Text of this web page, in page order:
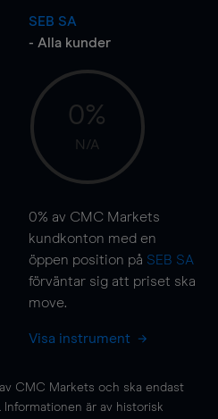
SEB SA
- Alla kunder
0%
N/A
0% av CMC Markets
kundkonton med en
öppen position på SEB SA
förväntar sig att priset ska
move.
Visa instrument
CMC Markets och ska endast
är av historisk